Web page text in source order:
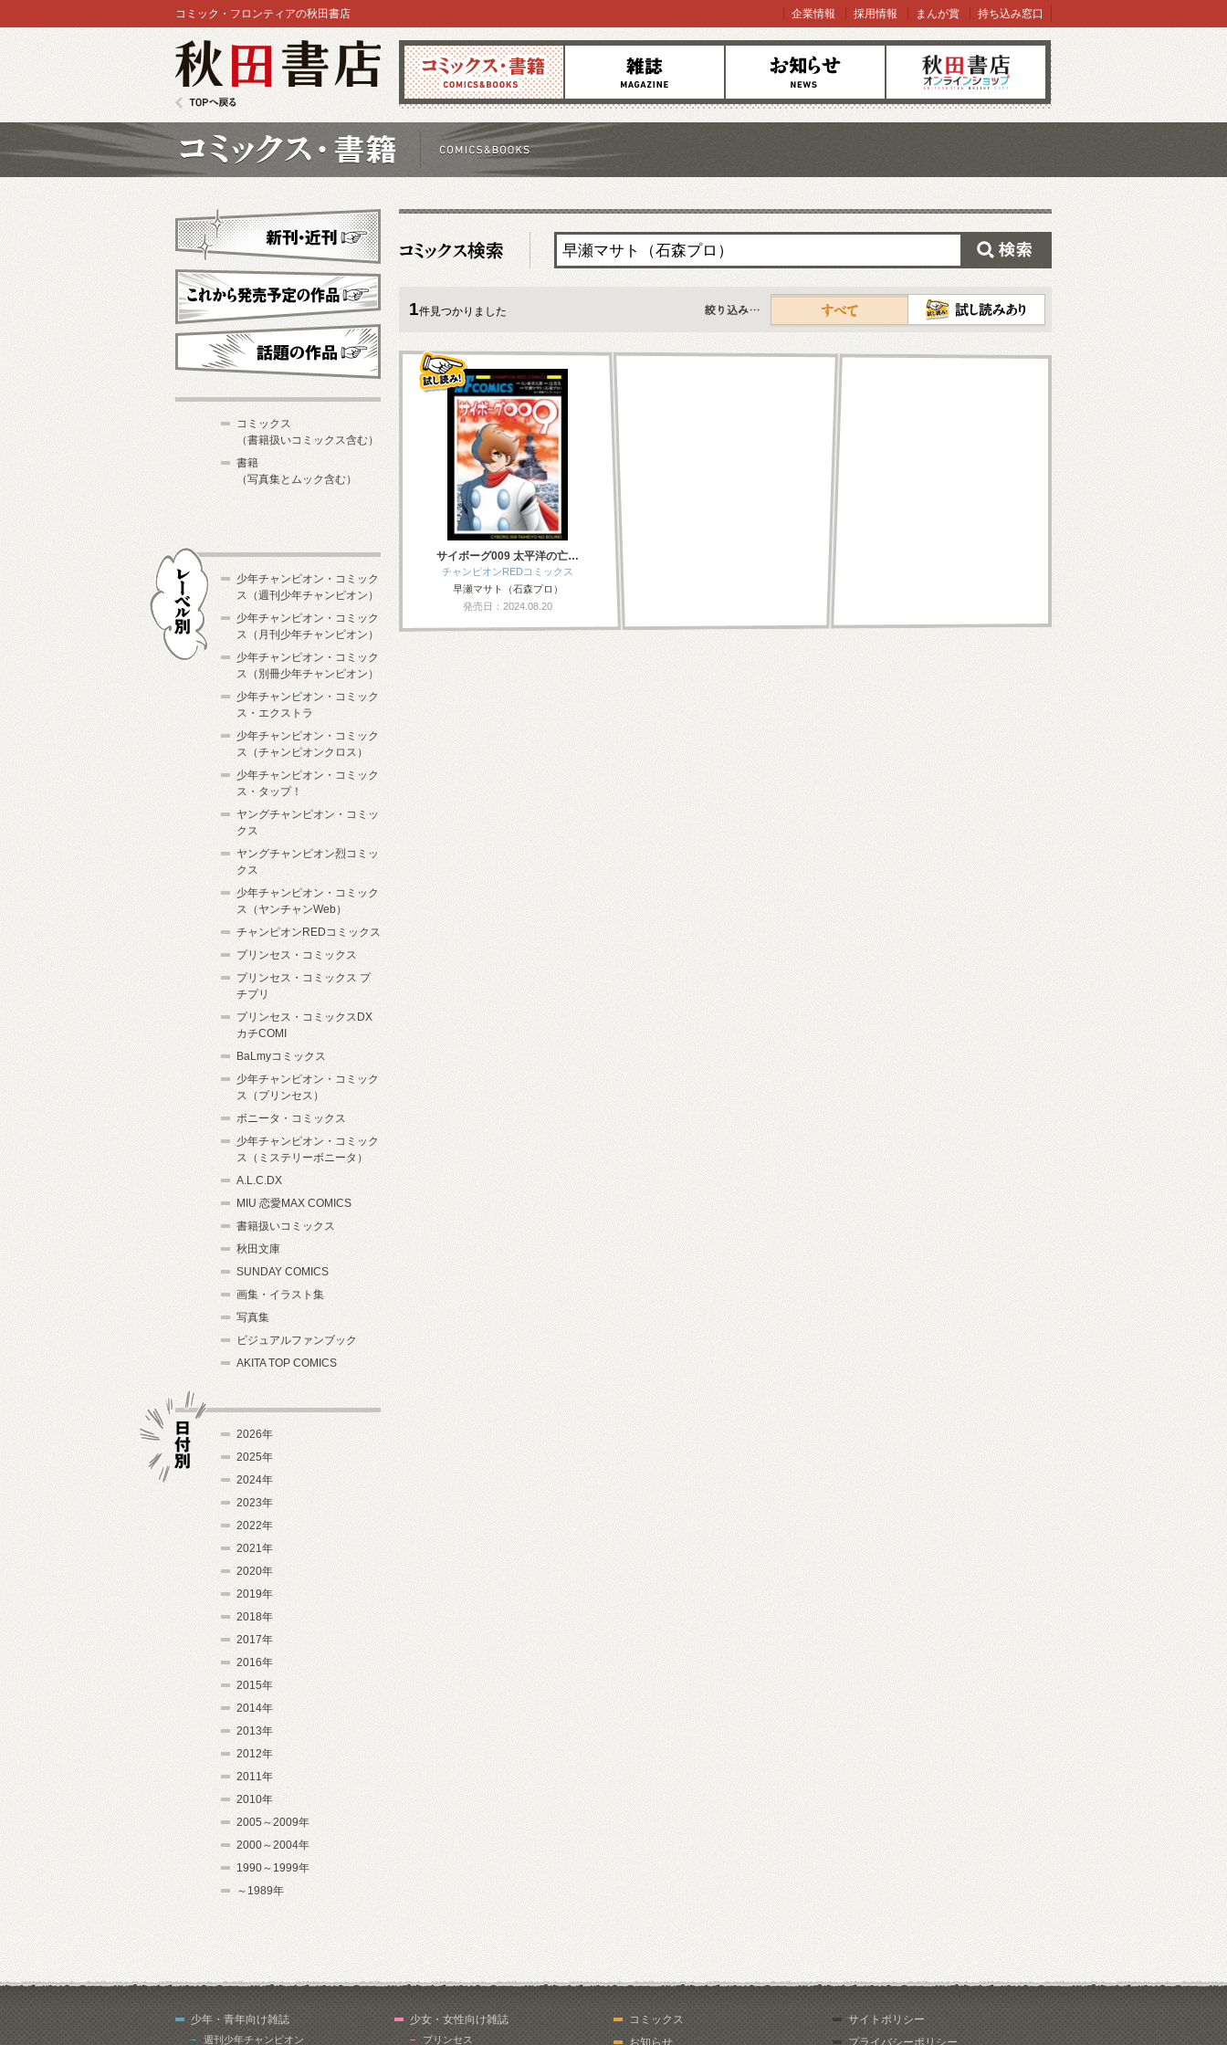
コミックス 雑誌 お知らせ オンラインショップ
コミック・フロンティアの秋田書店 企業情報 採用情報 まんが賞 持ち込み窓口
1件見つかりました
すべて
サイボーグ009 太平洋の亡…
チャンピオンREDコミックス
早瀬マサト（石森プロ）
発売日：2024.08.20
新刊・近刊
これから発売予定
コミックス
（書籍扱いコミックス含む）
書籍
（写真集とムック含む）
少年チャンピオン・コミック
ス（週刊少年チャンピオン）
少年チャンピオン・コミック
ス（月刊少年チャンピオン）
少年チャンピオン・コミック
ス（別冊少年チャンピオン）
少年チャンピオン・コミック
ス・エクストラ
少年チャンピオン・コミック
ス（チャンピオンクロス）
少年チャンピオン・コミック
ス・タップ！
ヤングチャンピオン・コミッ
クス
ヤングチャンピオン烈コミッ
クス
少年チャンピオン・コミック
ス（ヤンチャンWeb）
チャンピオンREDコミックス
プリンセス・コミックス
プリンセス・コミックス プ
チプリ
プリンセス・コミックスDX
カチCOMI
BaLmyコミックス
少年チャンピオン・コミック
ス（プリンセス）
ボニータ・コミックス
少年チャンピオン・コミック
ス（ミステリーボニータ）
A.L.C.DX
MIU 恋愛MAX COMICS
書籍扱いコミックス
秋田文庫
SUNDAY COMICS
画集・イラスト集
写真集
ビジュアルファンブック
AKITA TOP COMICS
2026年
2025年
2024年
2023年
2022年
2021年
2020年
2019年
2018年
2017年
2016年
2015年
2014年
2013年
2012年
2011年
2010年
2005～2009年
2000～2004年
1990～1999年
～1989年
少年・青年向け雑誌
週刊少年チャンピオン
少女・女性向け雑誌
プリンセス
コミックス
お知らせ
サイトポリシー
プライバシーポリシー